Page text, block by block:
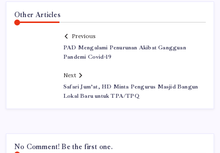
Other Articles
Previous
PAD Mengalami Penurunan Akibat Gangguan
Pandemi Covid-19
Next
Safari Jum’at, HD Minta Pengurus Masjid Bangun
Lokal Baru untuk TPA/TPQ
No Comment! Be the first one.